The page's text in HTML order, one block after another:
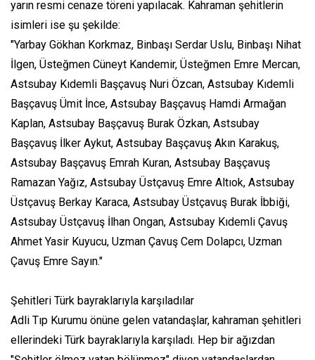
yarın resmi cenaze töreni yapılacak. Kahraman şehitlerin
isimleri ise şu şekilde:
"Yarbay Gökhan Korkmaz, Binbaşı Serdar Uslu, Binbaşı Nihat
İlgen, Üsteğmen Cüneyt Kandemir, Üsteğmen Emre Mercan,
Astsubay Kıdemli Başçavuş Nuri Özcan, Astsubay Kıdemli
Başçavuş Ümit İnce, Astsubay Başçavuş Hamdi Armağan
Kaplan, Astsubay Başçavuş Burak Özkan, Astsubay
Başçavuş İlker Aykut, Astsubay Başçavuş Akın Karakuş,
Astsubay Başçavuş Emrah Kuran, Astsubay Başçavuş
Ramazan Yağız, Astsubay Üstçavuş Emre Altıok, Astsubay
Üstçavuş Berkay Karaca, Astsubay Üstçavuş Burak İbbiği,
Astsubay Üstçavuş İlhan Ongan, Astsubay Kıdemli Çavuş
Ahmet Yasir Kuyucu, Uzman Çavuş Cem Dolapcı, Uzman
Çavuş Emre Sayın."
Şehitleri Türk bayraklarıyla karşıladılar
Adli Tıp Kurumu önüne gelen vatandaşlar, kahraman şehitleri
ellerindeki Türk bayraklarıyla karşıladı. Hep bir ağızdan